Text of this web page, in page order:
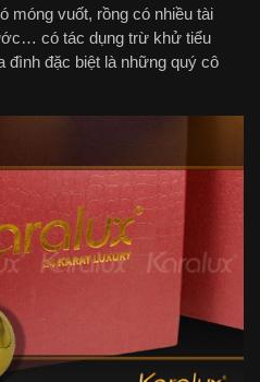
vuốt, rồng có nhiều tài
có tác dụng trừ khử tiểu
đình đặc biệt là những quý cô